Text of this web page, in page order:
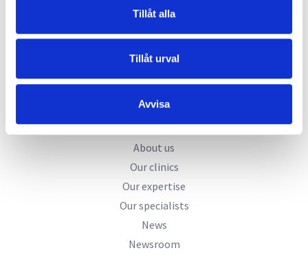
Tillåt alla
Tillåt urval
Avvisa
All clinics are quality certified according to ISO 9001
Privacy policy
Links
About us
Our clinics
Our expertise
Our specialists
News
Newsroom